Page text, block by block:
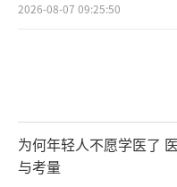
2026-08-07 09:25:50
为何年轻人不愿学医了
与考量